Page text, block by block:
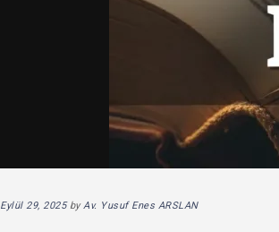
Eylül 29, 2025byAv. Yusuf Enes ARSLAN